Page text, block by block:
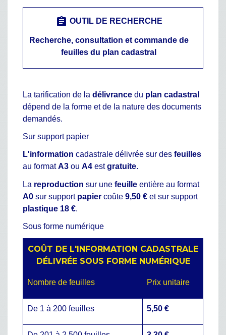
assignment OUTIL DE RECHERCHE
Recherche, consultation et commande de
feuilles du plan cadastral
La tarification de la délivrance du plan cadastral
dépend de la forme et de la nature des documents
demandés.
Sur support papier
L'information cadastrale délivrée sur des feuilles
au formatA3 ou A4 estgratuite.
La reproduction sur une feuille entière au format
A0 sur support papier coûte 9,50 € et sur support
plastique 18 €.
Sous forme numérique
COÛT DE L'INFORMATION CADASTRALE
DÉLIVRÉE SOUS FORME NUMÉRIQUE
Nombre de feuilles Prix unitaire
De 1 à 200 feuilles 5,50 €